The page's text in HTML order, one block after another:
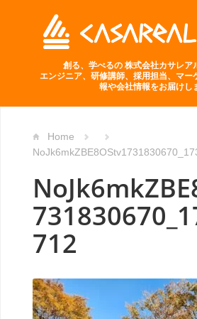
創る、学べるの 株式会社カサレア
エンジニア、研修講師、採用担当、マー
報や会社情報をお届けし
Home
712